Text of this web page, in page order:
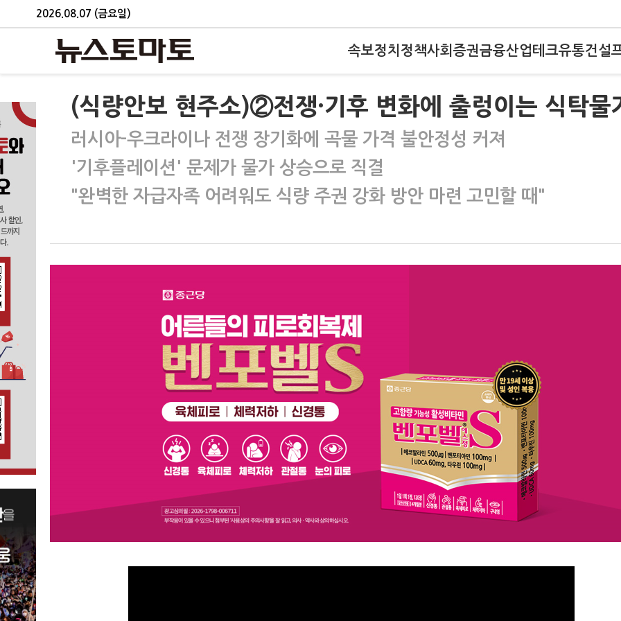
2026.08.07 (금요일)
속보정치 정책사회 증권금융산업테크유통건설
(식량안보 현주소)②전쟁·기후 변화에 출렁이는 식탁물
러시아-우크라이나 전쟁 장기화에 곡물 가격 불안정성 커져
'기후플레이션' 문제가 물가 상승으로 직결
"완벽한 자급자족 어려워도 식량 주권 강화 방안 마련 고민할 때"